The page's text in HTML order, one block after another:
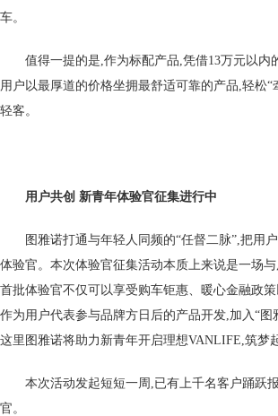
车。
值得一提的是,作为标配产品,凭借13万元以内
用户以最厚道的价格坐拥最舒适可靠的产品,轻松“
轻客。
用户共创 新青年体验官征集进行中
图雅诺打通与年轻人同频的“任督二脉”,把用
体验官。本次体验官征集活动本质上来说是一场与
首批体验官不仅可以享受购车钜惠、暖心金融政
作为用户代表参与品牌方日后的产品开发,加入“图
这里图雅诺将助力新青年开启理想VANLIFE,筑梦
本次活动发起短短一周,已有上千名客户踊跃
官。